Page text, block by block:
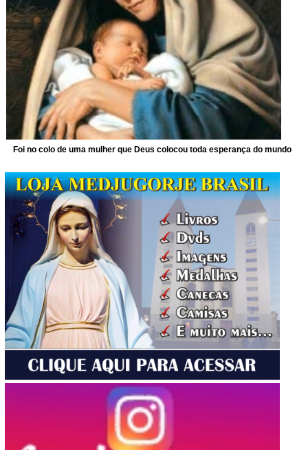
Foi no colo de uma mulher que Deus colocou toda esperança do mundo